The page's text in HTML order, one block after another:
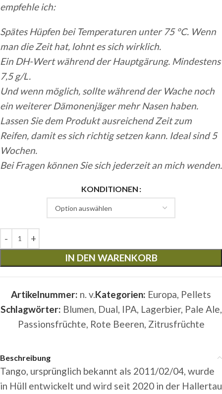
empfehle ich:
Spätes Hüpfen bei Temperaturen unter 75 °C. Wenn
man die Zeit hat, lohnt es sich wirklich.
Ein DH-Wert während der Hauptgärung. Mindestens
7,5 g/L.
Und wenn möglich, sollte während der Wache noch
ein weiterer Dämonenjäger mehr Nasen haben.
Lassen Sie dem Produkt ausreichend Zeit zum
Reifen, damit es sich richtig setzen kann. Ideal sind 5
Wochen.
Bei Fragen können Sie sich jederzeit an mich wenden.
KONDITIONEN
IN DEN WARENKORB
Artikelnummer: n. v.Kategorien: Europa, Pellets
Schlagwörter: Blumen, Dual, IPA, Lagerbier, Pale Ale,
Passionsfrüchte, Rote Beeren, Zitrusfrüchte
Beschreibung
Tango, ursprünglich bekannt als 2011/02/04, wurde
in Hüll entwickelt und wird seit 2020 in der Hallertau